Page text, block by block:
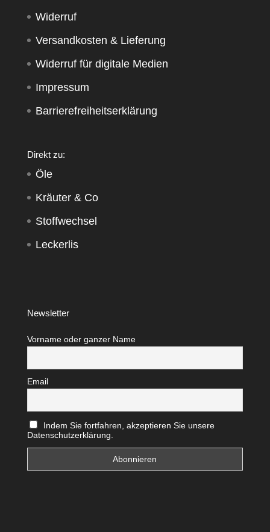
Widerruf
Versandkosten & Lieferung
Widerruf für digitale Medien
Impressum
Barrierefreiheitserklärung
Direkt zu:
Öle
Kräuter & Co
Stoffwechsel
Leckerlis
Newsletter
Vorname oder ganzer Name
Email
Indem Sie fortfahren, akzeptieren Sie unsere
Datenschutzerklärung.